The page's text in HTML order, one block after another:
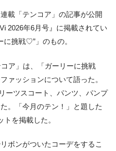
載「テンコア」の記事が公開
2026年6月号』に掲載されてい
に挑戦♡”」のもの。
ア」は、「ガーリーに挑戦
ァッションについて語った。
ーツスコート、パンツ、パンプ
。「今月のテン！」と題した
を掲載した。
ボンがついたコーデをするこ